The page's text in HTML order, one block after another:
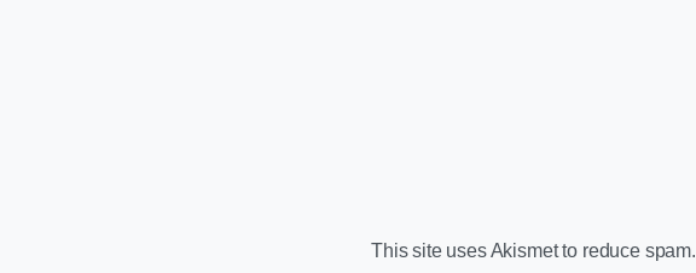
This site uses Akismet to reduce spam.